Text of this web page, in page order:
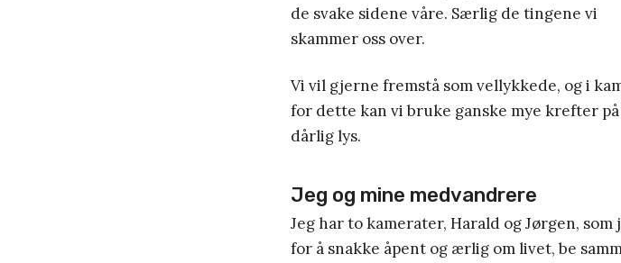
de svake sidene våre. Særlig de tingene vi
skammer oss over.
Vi vil gjerne fremstå som vellykkede, og i
for dette kan vi bruke ganske mye krefter
dårlig lys.
Jeg og mine medvandrere
Jeg har to kamerater, Harald og Jørgen,
for å snakke åpent og ærlig om livet, be